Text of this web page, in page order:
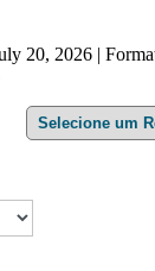
20, 2026 |